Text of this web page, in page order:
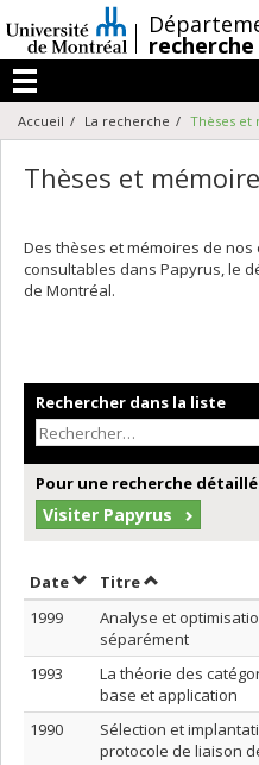
au
contenu
/
Menu
Accueil La recherche Thèses et
Thèses et
Des thèses et mémoires de
consultables dans Papyrus, le
de Montréal.
Rechercher dans la liste
Pour une recherche
Visiter Papyrus
DateTrier par date en ordre
TitreTrier par titre
1999
Analyse et
séparément
1993
La théorie des
base et application
1990
Sélection et
protocole de liaison